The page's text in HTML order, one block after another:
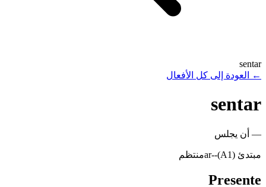
sentar
←
العودة إلى كل الأفعال
sentar
— أن يجلس
مبتدئ (A1) -
-ar منتظم
Presente